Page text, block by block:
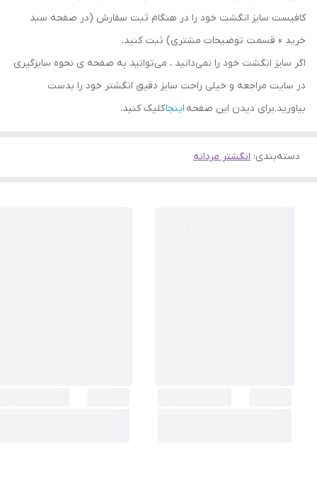
کافیست سایز انگشت خود را در هنگام ثبت سفارش (در صفحه سبد
خرید » قسمت توضیحات مشتری) ثبت کنید.
اگر سایز انگشت خود را نمی‌دانید ، می‌توانید به صفحه ی نحوه سایزگیری
در سایت مراجعه و خیلی راحت سایز دقیق انگشتر خود را بدست
بیاورید.برای دیدن این صفحه اینجاکلیک کنید.
دسته‌بندی: انگشتر مردانه